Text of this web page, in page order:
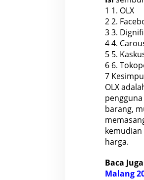
1 1. OLX
22.
33.
44.
5 5.
6 6.
7
OLX
barang,
harga.
Baca
Malang